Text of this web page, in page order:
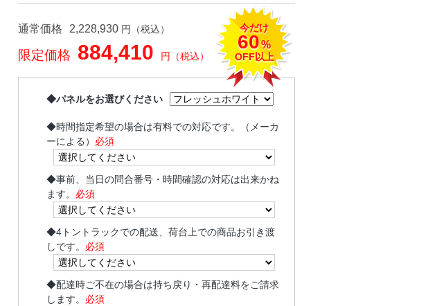
通常価格 2,228,930 円（税込）
限定価格 884,410 円（税込）
今だけ
60%
OFF以上
◆パネルをお選びください
◆時間指定希望の場合は有料での対応です。（メーカ
ーによる） 必須
◆事前、当日の問合番号・時間確認の対応は出来かね
ます。 必須
◆4トントラックでの配送、荷台上での商品お引き渡
しです。 必須
◆配達時ご不在の場合は持ち戻り・再配達料をご請求
します。 必須